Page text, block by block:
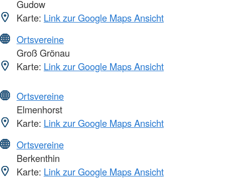
Gudow
Karte: Link zur Google Maps Ansicht
Ortsvereine
Groß Grönau
Karte: Link zur Google Maps Ansicht
Ortsvereine
Elmenhorst
Karte: Link zur Google Maps Ansicht
Ortsvereine
Berkenthin
Karte: Link zur Google Maps Ansicht